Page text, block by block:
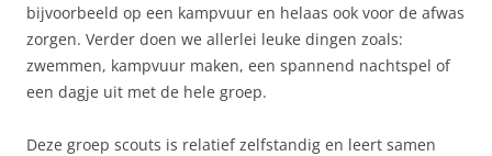
bijvoorbeeld op een kampvuur en helaas ook voor de afwas
zorgen. Verder doen we allerlei leuke dingen zoals:
zwemmen, kampvuur maken, een spannend nachtspel of
een dagje uit met de hele groep.
Deze groep scouts is relatief zelfstandig en leert samen